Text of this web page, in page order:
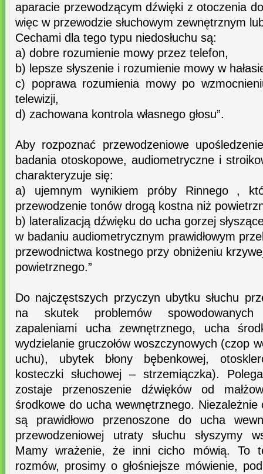
aparacie przewodzącym dźwięki z otoczenia
więc w przewodzie słuchowym zewnętrznym
Cechami dla tego typu niedosłuchu są:
a) dobre rozumienie mowy przez telefon,
b) lepsze słyszenie i rozumienie mowy w
c) poprawa rozumienia mowy po
telewizji,
d) zachowana kontrola własnego głosu”.
Aby rozpoznać przewodzeniowe
badania otoskopowe, audiometryczne i
charakteryzuje się:
a) ujemnym wynikiem próby Rinnego ,
przewodzenie tonów drogą kostna niż
b) lateralizacją dźwięku do ucha gorzej
w badaniu audiometrycznym prawidłowym
przewodnictwa kostnego przy obniżeniu
powietrznego.”
Do najczęstszych przyczyn ubytku słuchu
na skutek problemów spowodowanych
zapaleniami ucha zewnętrznego, ucha
wydzielanie gruczołów woszczynowych (czop
uchu), ubytek błony bębenkowej,
kosteczki słuchowej – strzemiączka).
zostaje przenoszenie dźwięków od
środkowe do ucha wewnętrznego.
są prawidłowo przenoszone do ucha
przewodzeniowej utraty słuchu słyszymy
Mamy wrażenie, że inni cicho mówią. To
rozmów, prosimy o głośniejsze mówienie,